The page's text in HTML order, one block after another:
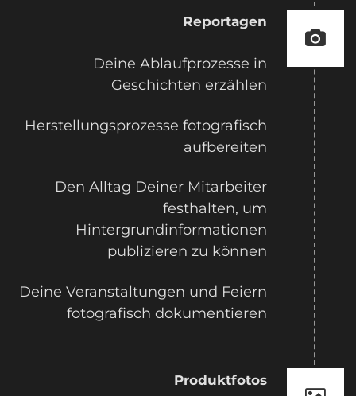
Reportagen
Deine Ablaufprozesse in
Geschichten erzählen
Herstellungsprozesse fotografisch
aufbereiten
Den Alltag Deiner Mitarbeiter
festhalten, um
Hintergrundinformationen
publizieren zu können
Deine Veranstaltungen und Feiern
fotografisch dokumentieren
Produktfotos